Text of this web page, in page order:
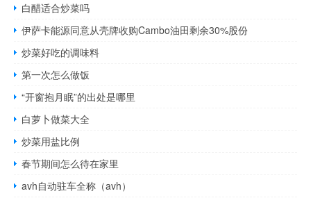
白醋适合炒菜吗
伊萨卡能源同意从壳牌收购Cambo油田剩余30%股份
炒菜好吃的调味料
第一次怎么做饭
“开窗抱月眠”的出处是哪里
白萝卜做菜大全
炒菜用盐比例
春节期间怎么待在家里
avh自动驻车全称（avh）